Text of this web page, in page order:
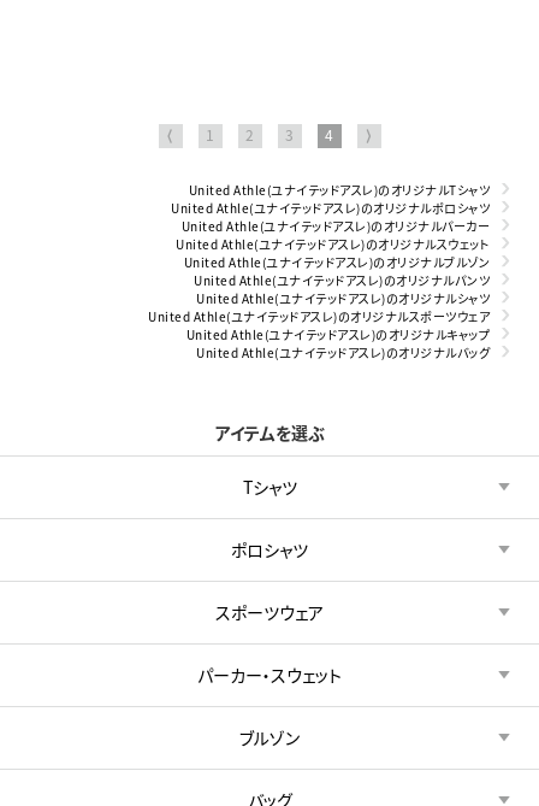
⟨ 1 2 3 4 ⟩
United Athle(ユナイテッドアスレ)のオリジナルTシャツ
United Athle(ユナイテッドアスレ)のオリジナルポロシャツ
United Athle(ユナイテッドアスレ)のオリジナルパーカー
United Athle(ユナイテッドアスレ)のオリジナルスウェット
United Athle(ユナイテッドアスレ)のオリジナルブルゾン
United Athle(ユナイテッドアスレ)のオリジナルパンツ
United Athle(ユナイテッドアスレ)のオリジナルシャツ
United Athle(ユナイテッドアスレ)のオリジナルスポーツウェア
United Athle(ユナイテッドアスレ)のオリジナルキャップ
United Athle(ユナイテッドアスレ)のオリジナルバッグ
アイテムを選ぶ
Tシャツ
ポロシャツ
スポーツウェア
パーカー・スウェット
ブルゾン
バッグ